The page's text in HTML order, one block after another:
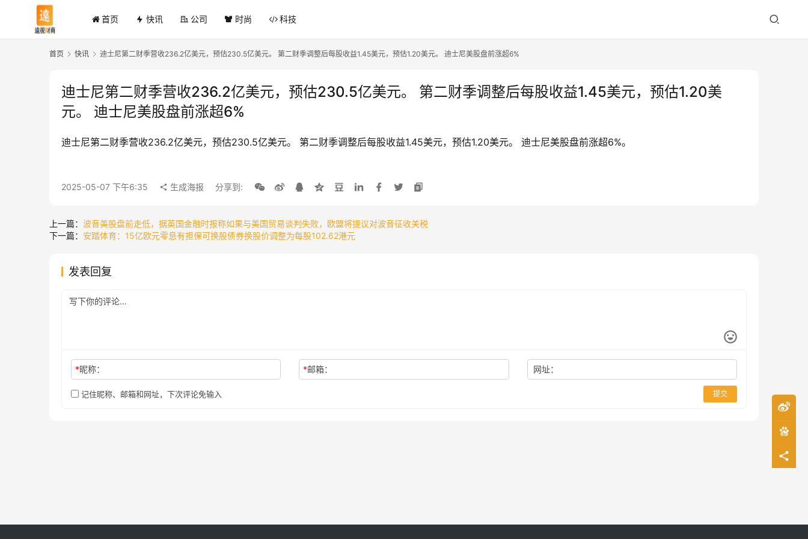
首页 快讯 公司 时尚 科技
首页 快讯 迪士尼第二财季营收236.2亿美元，预估230.5亿美元。 第二财季调整后每股收益1.45美元，预估1.20美元。 迪士尼美股盘前涨超6%
迪士尼第二财季营收236.2亿美元，预估230.5亿美元。 第二财季调整后每股收益1.45美元，预估1.20美
元。 迪士尼美股盘前涨超6%
迪士尼第二财季营收236.2亿美元，预估230.5亿美元。 第二财季调整后每股收益1.45美元，预估1.20美元。 迪士尼美股盘前涨超6%。
2025-05-07 下午6:35 生成海报 分享到:
上一篇： 波音美股盘前走低，据英国金融时报称如果与美国贸易谈判失败，欧盟将提议对波音征收关税
下一篇： 安踏体育：15亿欧元零息有担保可换股债券换股价调整为每股102.62港元
发表回复
*昵称： *邮箱： 网址：
记住昵称、邮箱和网址，下次评论免输入 提交